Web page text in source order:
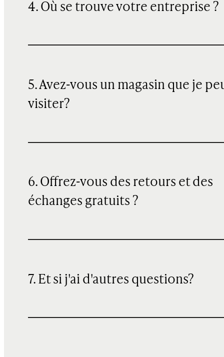
4. Où se trouve votre entreprise ?
5. Avez-vous un magasin que je
visiter?
6. Offrez-vous des retours et des
échanges gratuits ?
7. Et si j'ai d'autres questions?